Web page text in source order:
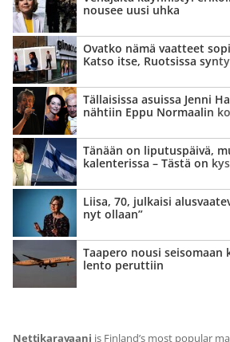
nousee uusi uhka
Ovatko nämä vaatteet
Katso itse, Ruotsissa
Tällaisissa asuissa Jenni
nähtiin Eppu Normaalin
Tänään on liputuspäivä,
kalenterissa – Tästä on
Liisa, 70, julkaisi
nyt ollaan”
Taapero nousi seisomaan
lento peruttiin
Nettikaravaani is Finland’s most popular